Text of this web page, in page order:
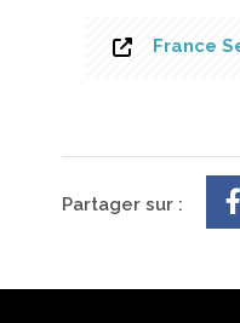
France
Partager sur :